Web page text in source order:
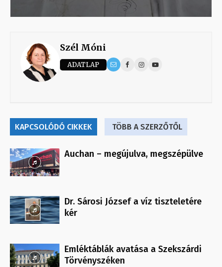
Szél Móni
ADATLAP
KAPCSOLÓDÓ CIKKEK TÖBB A SZERZŐTŐL
Auchan – megújulva, megszépülve
Dr. Sárosi József a víz tiszteletére
kér
Emléktáblák avatása a Szekszárdi
Törvényszéken